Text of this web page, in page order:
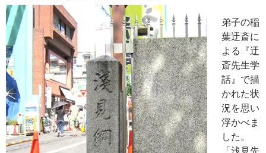
弟子の稲
葉迂斎に
よる『迂
斎先生学
話』で描
かれた状
況を思い
浮かべま
した。
「浅見先